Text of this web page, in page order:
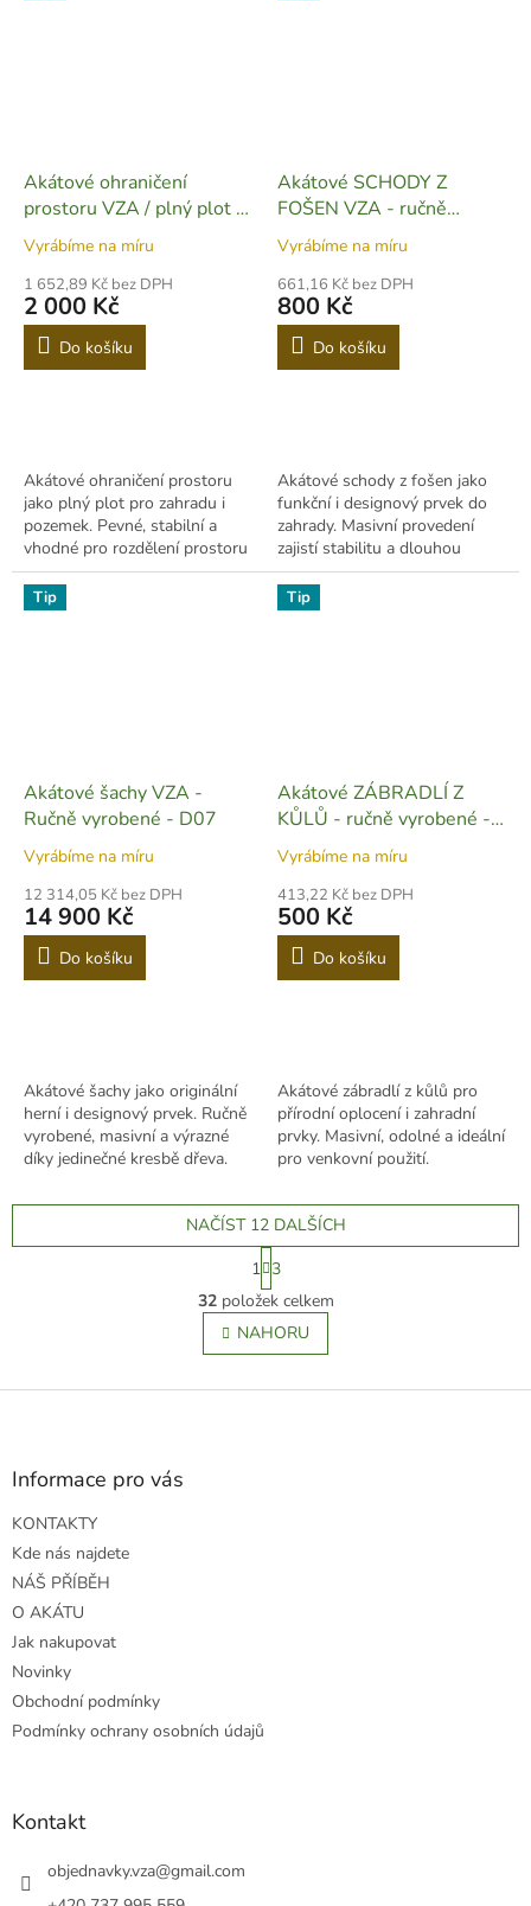
Akátové ohraničení
prostoru VZA / plný plot -
D16
Vyrábíme na míru
1 652,89 Kč bez DPH
2 000 Kč
Do košíku
Akátové ohraničení prostoru
jako plný plot pro zahradu i
pozemek. Pevné, stabilní a
vhodné pro rozdělení prostoru
i vyvýšené záhony.
Akátové SCHODY Z
FOŠEN VZA - ručně
vyrobené - D10
Vyrábíme na míru
661,16 Kč bez DPH
800 Kč
Do košíku
Akátové schody z fošen jako
funkční i designový prvek do
zahrady. Masivní provedení
zajistí stabilitu a dlouhou
životnost.
Tip
Akátové šachy VZA -
Ručně vyrobené - D07
Vyrábíme na míru
12 314,05 Kč bez DPH
14 900 Kč
Do košíku
Akátové šachy jako originální
herní i designový prvek. Ručně
vyrobené, masivní a výrazné
díky jedinečné kresbě dřeva.
Tip
Akátové ZÁBRADLÍ Z
KŮLŮ - ručně vyrobené -
D09
Vyrábíme na míru
413,22 Kč bez DPH
500 Kč
Do košíku
Akátové zábradlí z kůlů pro
přírodní oplocení i zahradní
prvky. Masivní, odolné a ideální
pro venkovní použití.
O
v
l
á
NAČÍST 12 DALŠÍCH
S
t
r
á
n
k
v
1 3
32položek celkem
NAHORU
Z
Informace pro vás
KONTAKTY
Kde nás najdete
NÁŠ PŘÍBĚH
O AKÁTU
Jak nakupovat
Novinky
Obchodní podmínky
Podmínky ochrany osobních údajů
Kontakt
objednavky.vza@gmail.com